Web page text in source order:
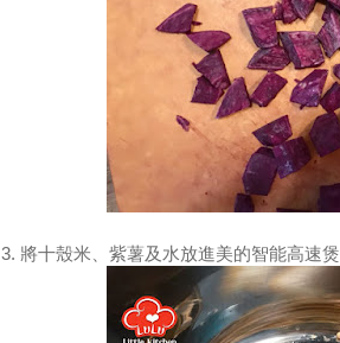
3. 將十殼米、紫薯及水放進美的智能高速煲